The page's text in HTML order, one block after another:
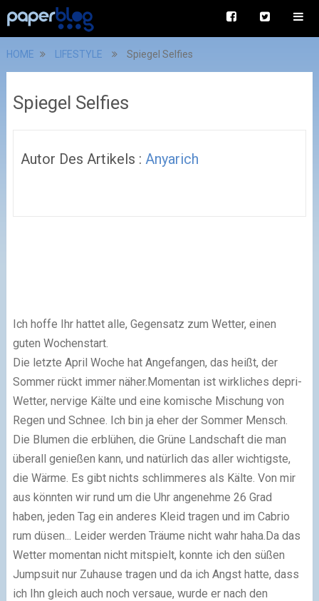
HOME LIFESTYLE Spiegel Selfies
Spiegel Selfies
Autor Des Artikels : Anyarich
Ich hoffe Ihr hattet alle, Gegensatz zum Wetter, einen
guten Wochenstart.
Die letzte April Woche hat Angefangen, das heißt, der
Sommer rückt immer näher.Momentan ist wirkliches depri-
Wetter, nervige Kälte und eine komische Mischung von
Regen und Schnee. Ich bin ja eher der Sommer Mensch.
Die Blumen die erblühen, die Grüne Landschaft die man
überall genießen kann, und natürlich das aller wichtigste,
die Wärme. Es gibt nichts schlimmeres als Kälte. Von mir
aus könnten wir rund um die Uhr angenehme 26 Grad
haben, jeden Tag ein anderes Kleid tragen und im Cabrio
rum düsen... Leider werden Träume nicht wahr haha.Da das
Wetter momentan nicht mitspielt, konnte ich den süßen
Jumpsuit nur Zuhause tragen und da ich Angst hatte, dass
ich Ihn gleich auch noch versaue, wurde er nach den